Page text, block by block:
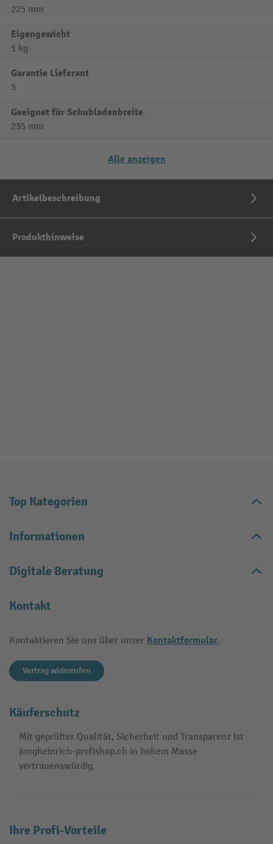
225 mm
Eigengewicht
1 kg
Garantie Lieferant
5
Geeignet für Schubladenbreite
235 mm
Alle anzeigen
Artikelbeschreibung
Produkthinweise
Top Kategorien
Informationen
Digitale Beratung
Kontakt
Kontaktieren Sie uns über unser Kontaktformular.
Vertrag widerrufen
Käuferschutz
Mit geprüfter Qualität, Sicherheit und Transparenz ist
jungheinrich-profishop.ch in hohem Masse
vertrauenswürdig.
Ihre Profi-Vorteile